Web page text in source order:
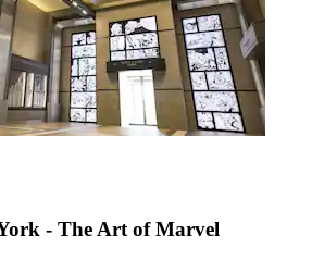
- The Art of Marvel